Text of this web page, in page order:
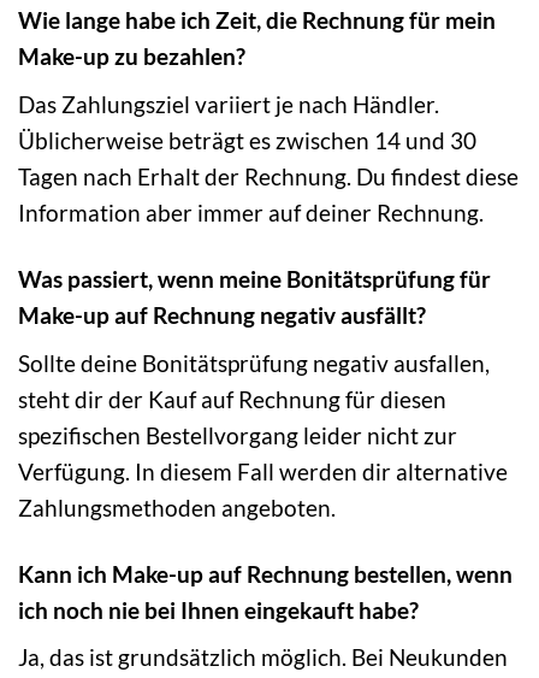
Wie lange habe ich Zeit, die Rechnung für mein
Make-up zu bezahlen?
Das Zahlungsziel variiert je nach Händler.
Üblicherweise beträgt es zwischen 14 und 30
Tagen nach Erhalt der Rechnung. Du findest diese
Information aber immer auf deiner Rechnung.
Was passiert, wenn meine Bonitätsprüfung für
Make-up auf Rechnung negativ ausfällt?
Sollte deine Bonitätsprüfung negativ ausfallen,
steht dir der Kauf auf Rechnung für diesen
spezifischen Bestellvorgang leider nicht zur
Verfügung. In diesem Fall werden dir alternative
Zahlungsmethoden angeboten.
Kann ich Make-up auf Rechnung bestellen, wenn
ich noch nie bei Ihnen eingekauft habe?
Ja, das ist grundsätzlich möglich. Bei Neukunden